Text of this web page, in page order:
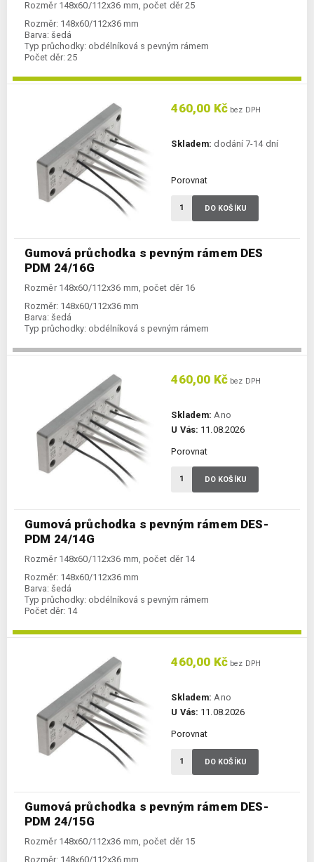
Rozměr 148x60/112x36 mm, počet děr 25
Rozměr: 148x60/112x36 mm
Barva: šedá
Typ průchodky: obdélníková s pevným rámem
Počet děr: 25
Gumová průchodka s pevným rámem DES
PDM 24/16G
Rozměr 148x60/112x36 mm, počet děr 16
Rozměr: 148x60/112x36 mm
Barva: šedá
Typ průchodky: obdélníková s pevným rámem
460,00 Kč bez DPH
Skladem: dodání 7-14 dní
Porovnat
DO KOŠÍKU
Gumová průchodka s pevným rámem DES-
PDM 24/14G
Rozměr 148x60/112x36 mm, počet děr 14
Rozměr: 148x60/112x36 mm
Barva: šedá
Typ průchodky: obdélníková s pevným rámem
Počet děr: 14
460,00 Kč bez DPH
Skladem: Ano
U Vás: 11.08.2026
Porovnat
DO KOŠÍKU
Gumová průchodka s pevným rámem DES-
PDM 24/15G
Rozměr 148x60/112x36 mm, počet děr 15
Rozměr: 148x60/112x36 mm
460,00 Kč bez DPH
Skladem: Ano
U Vás: 11.08.2026
Porovnat
DO KOŠÍKU